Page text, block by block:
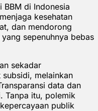
BBM di Indonesia
kesehatan
dan mendorong
sepenuhnya bebas
sekadar
subsidi, melainkan
data dan
Tanpa itu, polemik
publik